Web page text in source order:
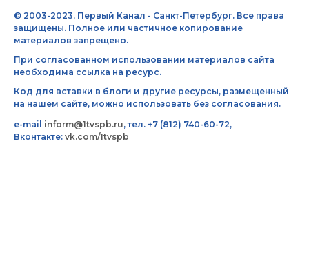
© 2003-2023, Первый Канал - Санкт-Петербург. Все права
защищены. Полное или частичное копирование
материалов запрещено.
При согласованном использовании материалов сайта
необходима ссылка на ресурс.
Код для вставки в блоги и другие ресурсы, размещенный
на нашем сайте, можно использовать без согласования.
e-mail inform@1tvspb.ru, тел. +7 (812) 740-60-72,
Вконтакте: vk.com/1tvspb